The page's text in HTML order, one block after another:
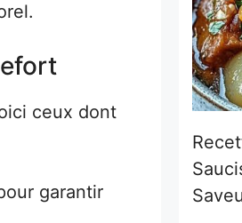
ceux dont
garantir